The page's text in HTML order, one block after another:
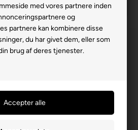
med vores partnere inden
og
partnere kan kombinere disse
du har givet dem, eller som
brug af deres tjenester.
3 års garanti
63 15 00 00